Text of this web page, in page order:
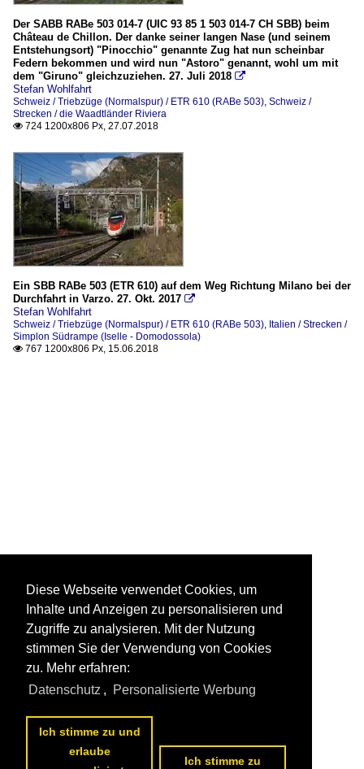
Der SABB RABe 503 014-7 (UIC 93 85 1 503 014-7 CH SBB) beim
Château de Chillon. Der danke seiner langen Nase (und seinem
Entstehungsort) "Pinocchio" genannte Zug hat nun scheinbar
Federn bekommen und wird nun "Astoro" genannt, wohl um mit
dem "Giruno" gleichzuziehen. 27. Juli 2018 
Stefan Wohlfahrt
Schweiz / Triebzüge (Normalspur) / ETR 610 (RABe 503) Schweiz /
Strecken / die Waadtländer Riviera
 724 1200x806 Px, 27.07.2018
Ein SBB RABe 503 (ETR 610) auf dem Weg Richtung Milano bei der
Durchfahrt in Varzo. 27. Okt. 2017 
Stefan Wohlfahrt
Schweiz / Triebzüge (Normalspur) / ETR 610 (RABe 503) Italien / Strecken /
Simplon Südrampe (Iselle - Domodossola)
 767 1200x806 Px, 15.06.2018
Diese Webseite verwendet Cookies, um
Inhalte und Anzeigen zu personalisieren und
Zugriffe zu analysieren. Mit der Nutzung
stimmen Sie der Verwendung von Cookies
zu. Mehr erfahren:
Datenschutz , Personalisierte Werbung
Ich stimme zu und
erlaube
Ich stimme zu